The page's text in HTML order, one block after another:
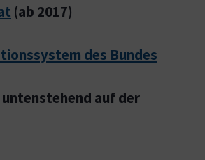
(ab 2017)
des Bundes
untenstehend auf der